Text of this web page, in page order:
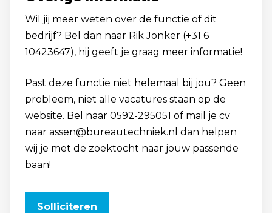
Wil jij meer weten over de functie of dit
bedrijf? Bel dan naar Rik Jonker (+31 6
10423647), hij geeft je graag meer informatie!
Past deze functie niet helemaal bij jou? Geen
probleem, niet alle vacatures staan op de
website. Bel naar 0592-295051 of mail je cv
naar assen@bureautechniek.nl dan helpen
wij je met de zoektocht naar jouw passende
baan!
Solliciteren